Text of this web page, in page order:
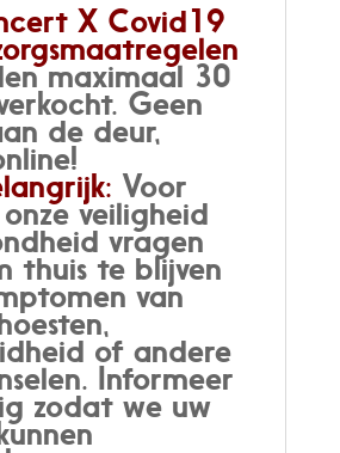
X Covid19
maximaal 30
Geen
de deur,
Voor
veiligheid
vragen
thuis te blijven
van
of andere
Informeer
zodat we uw